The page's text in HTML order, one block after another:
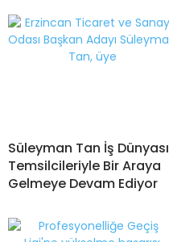
Süleyman Tan İş Dünyası
Temsilcileriyle Bir Araya
Gelmeye Devam Ediyor